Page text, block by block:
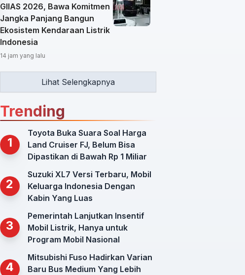
GIIAS 2026, Bawa Komitmen
Jangka Panjang Bangun
Ekosistem Kendaraan Listrik
Indonesia
14 jam yang lalu
Lihat Selengkapnya
Trending
1
Toyota Buka Suara Soal Harga
Land Cruiser FJ, Belum Bisa
Dipastikan di Bawah Rp 1 Miliar
2
Suzuki XL7 Versi Terbaru, Mobil
Keluarga Indonesia Dengan
Kabin Yang Luas
3
Pemerintah Lanjutkan Insentif
Mobil Listrik, Hanya untuk
Program Mobil Nasional
4
Mitsubishi Fuso Hadirkan Varian
Baru Bus Medium Yang Lebih